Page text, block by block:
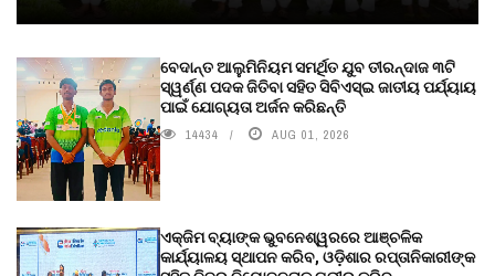
ବେଦାନ୍ତ ଆଲୁମିନିୟମ ସମର୍ଥିତ ଯୁବ ତୀରନ୍ଦାଜ ୩ଟି
ସ୍ୱର୍ଣ୍ଣ ପଦକ ଜିତିବା ସହିତ ସିବିଏସ୍ଇ ଜାତୀୟ ପର୍ଯ୍ୟାୟ
ପାଇଁ ଯୋଗ୍ୟତା ଅର୍ଜନ କରିଛନ୍ତି
14434 AUG 01, 2026
ଏକ୍ଜିମ ବ୍ୟାଙ୍କ ଭୁବନେଶ୍ୱରରେ ଆଞ୍ଚଳିକ
କାର୍ଯ୍ୟାଳୟ ସ୍ଥାପନ କରିବ, ଓଡ଼ିଶାର ରପ୍ତାନିକାରୀଙ୍କ